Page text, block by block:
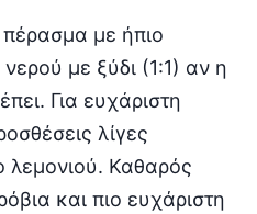
με ήπιο
με ξύδι (1:1) αν η
Για ευχάριστη
λίγες
λεμονιού. Καθαρός
και πιο ευχάριστη